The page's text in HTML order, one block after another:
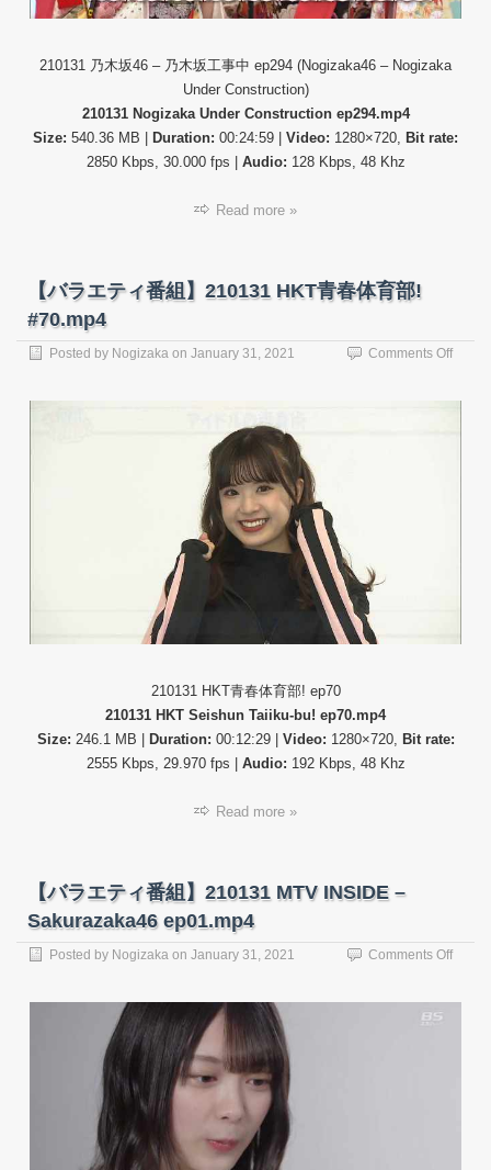
中
#294
210131 乃木坂46 – 乃木坂工事中 ep294 (Nogizaka46 – Nogizaka
Under Construction)
210131 Nogizaka Under Construction ep294.mp4
Size: 540.36 MB | Duration: 00:24:59 | Video: 1280×720, Bit rate:
2850 Kbps, 30.000 fps | Audio: 128 Kbps, 48 Khz
Read more »
【バラエティ番組】210131 HKT青春体育部!
#70.mp4
Posted by Nogizaka on January 31, 2021 Comments Offon
210131 HKT青春体育部! ep70
210131 HKT Seishun Taiiku-bu! ep70.mp4
Size: 246.1 MB | Duration: 00:12:29 | Video: 1280×720,
Bit rate:
2555 Kbps, 29.970 fps | Audio: 192 Kbps, 48 Khz
Read more »
【バラエティ番組】210131 MTV INSIDE –
Sakurazaka46 ep01.mp4
Posted by Nogizaka on January 31, 2021 Comments Offon